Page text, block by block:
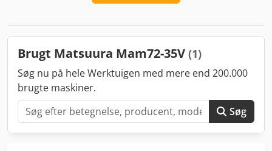
Brugt Matsuura Mam72-35V (1)
Søg nu på hele Werktuigen med mere end 200.000
brugte maskiner.
Søg